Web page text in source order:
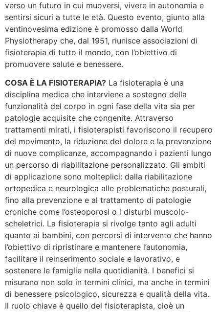
verso un futuro in cui muoversi, vivere in autonomia e
sentirsi sicuri a tutte le età. Questo evento, giunto alla
ventinovesima edizione è promosso dalla World
Physiotherapy che, dal 1951, riunisce associazioni di
fisioterapia di tutto il mondo, con l’obiettivo di
promuovere salute e benessere.
COSA È LA FISIOTERAPIA? La fisioterapia è una
disciplina medica che interviene a sostegno della
funzionalità del corpo in ogni fase della vita sia per
patologie acquisite che congenite. Attraverso
trattamenti mirati, i fisioterapisti favoriscono il recupero
del movimento, la riduzione del dolore e la prevenzione
di nuove complicanze, accompagnando i pazienti lungo
un percorso di riabilitazione personalizzato. Gli ambiti
di applicazione sono molteplici: dalla riabilitazione
ortopedica e neurologica alle problematiche posturali,
fino alla prevenzione e al trattamento di patologie
croniche come l’osteoporosi o i disturbi muscolo-
scheletrici. La fisioterapia si rivolge tanto agli adulti
quanto ai bambini, con percorsi di intervento che hanno
l’obiettivo di ripristinare e mantenere l’autonomia,
facilitare il reinserimento sociale e lavorativo, e
sostenere le famiglie nella quotidianità. I benefici si
misurano non solo in termini clinici, ma anche in termini
di benessere psicologico, sicurezza e qualità della vita.
Il ruolo chiave è quello del fisioterapista, cioè un